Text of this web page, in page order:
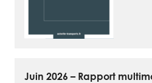
Juin 2026 – Rapport